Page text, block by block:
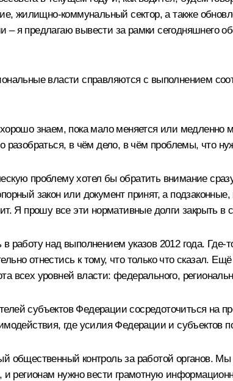
жилищно-коммунальный сектор, а также
– я предлагаю вывести за рамки сегодняшнего
власти справляются с выполнением
знаем, пока мало меняется или медленно
разобраться, в чём дело, в чём проблемы, что
проблему хотел бы обратить внимание
закон или документ принят, а
Я прошу все эти нормативные долги закрыть в
работу над выполнением указов 2012 года.
отнестись к тому, что только что сказал.
всех уровней власти: федерального,
субъектов Федерации сосредоточиться на
где усилия Федерации и субъектов
общественный контроль за работой органов.
и регионам нужно вести грамотную